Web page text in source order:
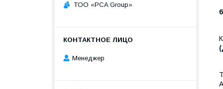
TOO «PCA Group»
Менеджер